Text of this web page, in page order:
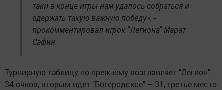
таки в конце игры нам удалось собраться и
одержать такую важную победу», -
прокомментировал игрок "Легиона" Марат
Сафин.
Турнирную таблицу по прежнему возглавляет "Легион" -
34 очков, вторым идет "Богородское" – 31, третье место